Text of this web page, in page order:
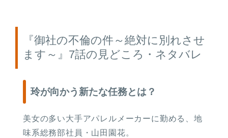
『御社の不倫の件～絶対に別れさせ
ます～』7話の見どころ・ネタバレ
玲が向かう新たな任務とは？
美女の多い大手アパレルメーカーに勤める、地
味系総務部社員・山田園花。